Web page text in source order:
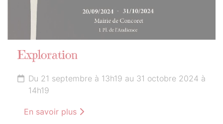
Exploration
Du 21 septembre à 13h19 au 31 octobre 2024 à
14h19
En savoir plus